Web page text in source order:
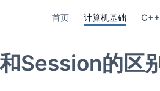
首页 计算机基础 C++
Session的区